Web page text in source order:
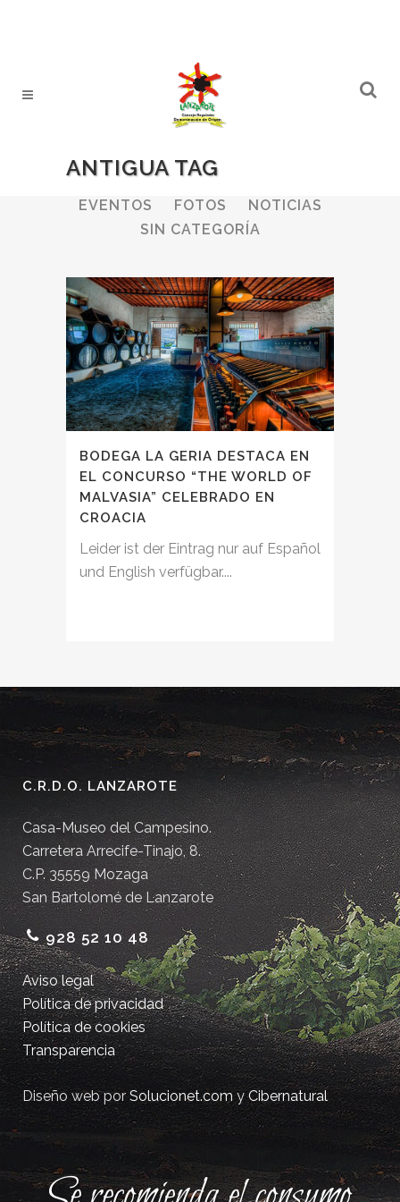
ANTIGUA TAG
ALL BODEGAS
EVENTOS
FOTOS
NOTICIAS
SIN CATEGORÍA
BODEGA LA GERIA DESTACA EN
EL CONCURSO “THE WORLD OF
MALVASIA” CELEBRADO EN
CROACIA
Leider ist der Eintrag nur auf Español
und English verfügbar....
C.R.D.O. LANZAROTE
Casa-Museo del Campesino.
Carretera Arrecife-Tinajo, 8.
C.P. 35559 Mozaga
San Bartolomé de Lanzarote
928 52 10 48
Aviso legal
Política de privacidad
Política de cookies
Transparencia
Diseño web porSolucionet.comyCibernatural